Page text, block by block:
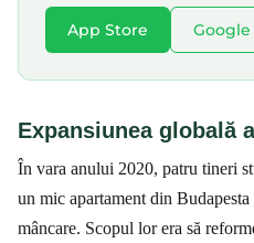
App Store Google
Expansiunea globală
În vara anului 2020, patru tineri
un mic apartament din
mâncare. Scopul lor era să